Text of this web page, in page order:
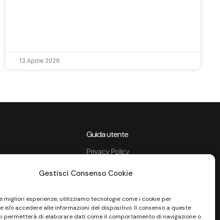
Gestisci Consenso Cookie
migliori esperienze, utilizziamo tecnologie come i cookie per
e/o accedere alle informazioni del dispositivo. Il consenso a queste
permetterà di elaborare dati come il comportamento di navigazione o
13 Aprile 2026
Guida utente
Privacy Policy
Termini e condizioni di servizio
Informativa Privacy Recruiting
Cookie Policy